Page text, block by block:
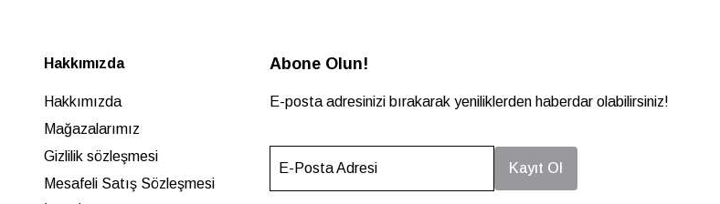
Hakkımızda
Hakkımızda
Mağazalarımız
Gizlilik sözleşmesi
Mesafeli Satış Sözleşmesi
Abone Olun!
E-posta adresinizi bırakarak yeniliklerden haberdar olabilirsiniz!
E-Posta Adresi Kayıt Ol